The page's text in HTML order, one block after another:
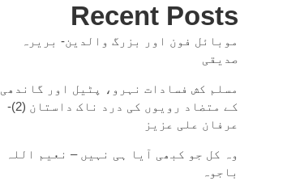
Recent Posts
موبائل فون اور بزرگ والدین- بریرہ
صدیقی
مسلم کش فسادات نہرو، پٹیل اور گاندھی
کے متضاد رویوں کی درد ناک داستان (2)-
عرفان علی عزیز
وہ کل جو کبھی آیا ہی نہیں – نعیم اللہ
باجوہ